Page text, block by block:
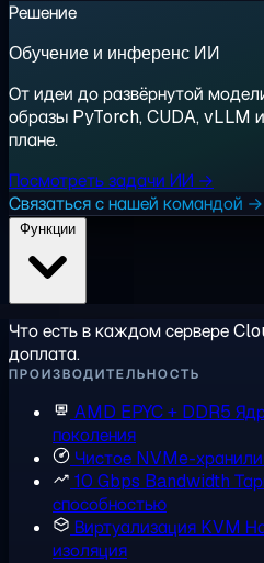
Решение
Обучение и инференс ИИ
От идеи до развёрнутой
образы PyTorch, CUDA, vLLM
плане.
Посмотреть задачи ИИ →
Связаться с нашей командой →
Что есть в каждом сервере
доплата.
ПРОИЗВОДИТЕЛЬНОСТЬ
AMD EPYC + DDR5
поколения
Чистое NVMe-
10 Gbps Bandwidth
способностью
Виртуализация KVM
изоляция